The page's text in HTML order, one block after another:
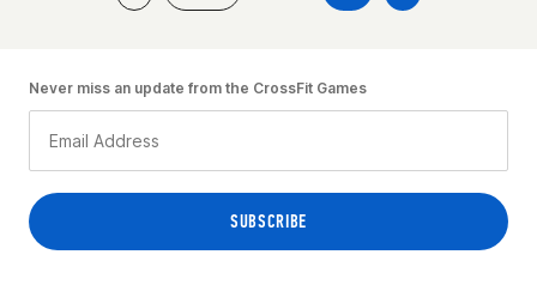
Never miss an update from the CrossFit Games